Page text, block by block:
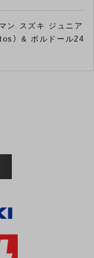
ン スズキ ジュニア
） & ボルドール24